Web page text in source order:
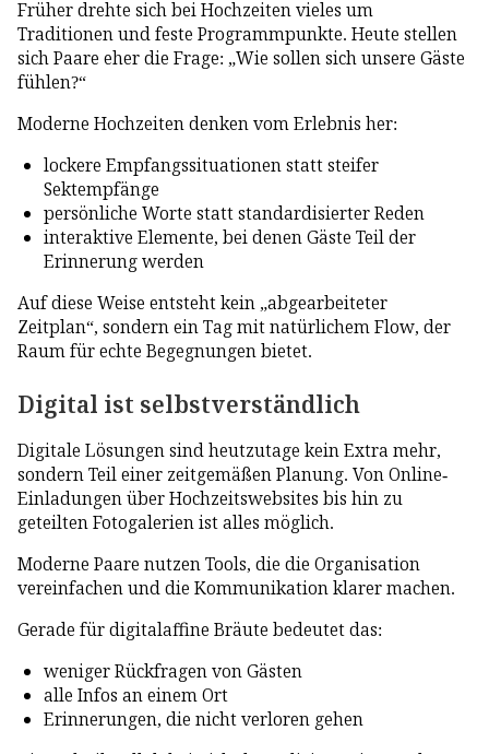
Früher drehte sich bei Hochzeiten vieles um
Traditionen und feste Programmpunkte. Heute stellen
sich Paare eher die Frage: „Wie sollen sich unsere Gäste
fühlen?“
Moderne Hochzeiten denken vom Erlebnis her:
lockere Empfangssituationen statt steifer
Sektempfänge
persönliche Worte statt standardisierter Reden
interaktive Elemente, bei denen Gäste Teil der
Erinnerung werden
Auf diese Weise entsteht kein „abgearbeiteter
Zeitplan“, sondern ein Tag mit natürlichem Flow, der
Raum für echte Begegnungen bietet.
Digital ist selbstverständlich
Digitale Lösungen sind heutzutage kein Extra mehr,
sondern Teil einer zeitgemäßen Planung. Von Online-
Einladungen über Hochzeitswebsites bis hin zu
geteilten Fotogalerien ist alles möglich.
Moderne Paare nutzen Tools, die die Organisation
vereinfachen und die Kommunikation klarer machen.
Gerade für digitalaffine Bräute bedeutet das:
weniger Rückfragen von Gästen
alle Infos an einem Ort
Erinnerungen, die nicht verloren gehen